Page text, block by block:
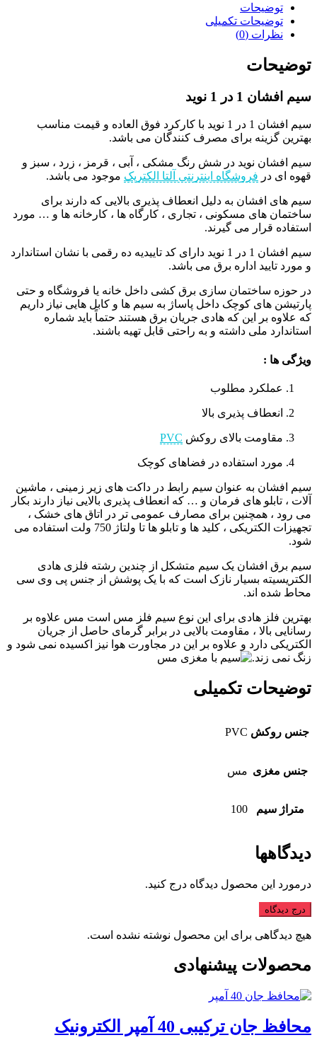
توضیحات
توضیحات تکمیلی
نظرات (0)
توضیحات
سیم افشان 1 در 1 نوید
سیم افشان 1 در 1 نوید با کارکرد فوق العاده و قیمت مناسب
بهترین گزینه برای مصرف کنندگان می باشد.
سیم افشان نوید در شش رنگ مشکی ، آبی ، قرمز ، زرد ، سبز و
قهوه ای در فروشگاه اینترنتی آلتا الکتریک موجود می باشد.
سیم های افشان به دلیل انعطاف پذیری بالایی که دارند برای
ساختمان های مسکونی ، تجاری ، کارگاه ها ، کارخانه ها و … مورد
استفاده قرار می گیرند.
سیم افشان 1 در 1 نوید دارای کد تاییدیه ده رقمی با نشان استاندارد
و مورد تایید اداره برق می باشد.
در حوزه ساختمان سازی برق کشی داخل خانه یا فروشگاه و حتی
پارتیشن های کوچک داخل پاساژ به سیم ها و کابل هایی نیاز داریم
که علاوه بر این که هادی جریان برق هستند حتماً باید شماره
استاندارد ملی داشته و به راحتی قابل تهیه باشند.
ویژگی ها :
عملکرد مطلوب
انعطاف پذیری بالا
مقاومت بالای روکش PVC
مورد استفاده در فضاهای کوچک
سیم افشان به عنوان سیم رابط در داکت های زیر زمینی ، ماشین
آلات ، تابلو های فرمان و … که انعطاف پذیری بالایی نیاز دارند بکار
می رود ، همچنین برای مصارف عمومی تر در اتاق های خشک ،
تجهیزات الکتریکی ، کلید ها و تابلو ها تا ولتاژ 750 ولت استفاده می
شود.
سیم برق افشان یک سیم متشکل از چندین رشته فلزی هادی
الکتریسیته بسیار نازک است که با یک پوشش از جنس پی وی سی
محاط شده‌ اند.
بهترین فلز هادی برای این نوع سیم فلز مس است مس علاوه بر
رسانایی بالا ، مقاومت بالایی در برابر گرمای حاصل از جریان
الکتریکی دارد و علاوه بر این در مجاورت هوا نیز اکسیده نمی شود و
زنگ نمی زند.
توضیحات تکمیلی
جنس روکش PVC
جنس مغزی مس
متراژ سیم 100
دیدگاهها
درمورد این محصول دیدگاه درج کنید.
درج دیدگاه
هیچ دیدگاهی برای این محصول نوشته نشده است.
محصولات پیشنهادی
محافظ جان ترکیبی 40 آمپر الکترونیک